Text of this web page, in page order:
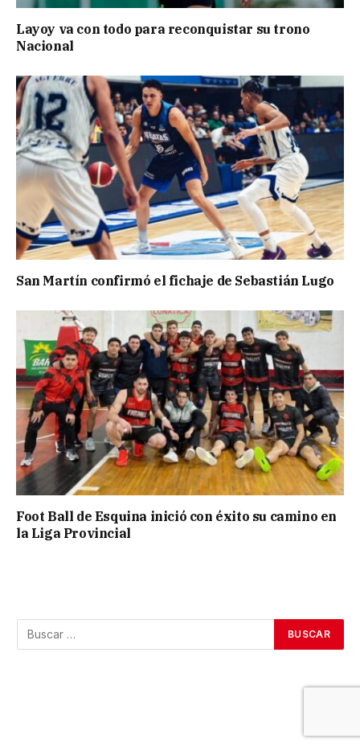
Layoy va con todo para reconquistar su trono
Nacional
San Martín confirmó el fichaje de Sebastián Lugo
Foot Ball de Esquina inició con éxito su camino en
la Liga Provincial